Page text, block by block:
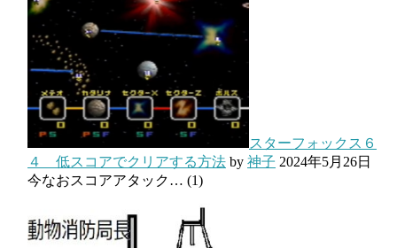
スターフォックス６
４ 低スコアでクリアする方法 by 神子 2024年5月26日
今なおスコアアタック… (1)